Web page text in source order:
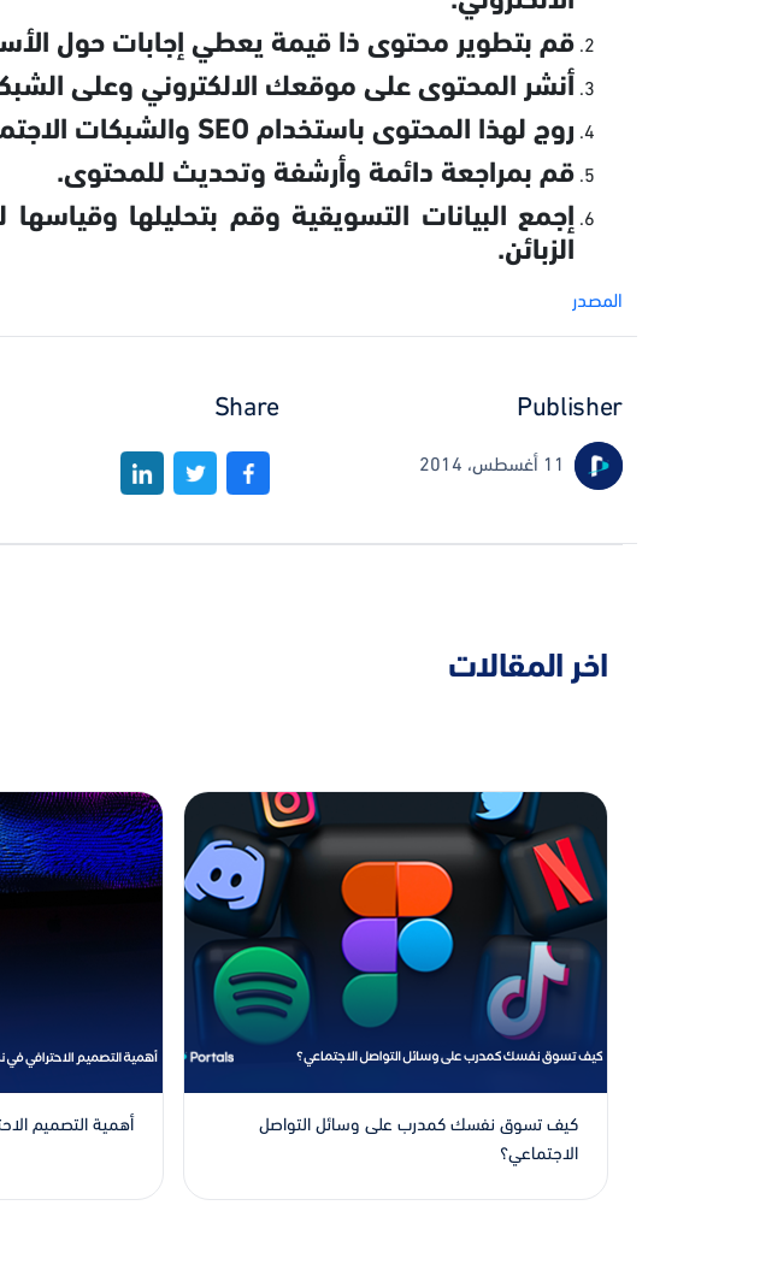
قم بتطوير محتوى ذا قيمة يعطي إجابات حول
أنشر المحتوى على موقعك الالكتروني وعلى
روج لهذا المحتوى باستخدام SEO والشبكات الاجتماعية.
قم بمراجعة دائمة وأرشفة وتحديث للمحتوى.
إجمع البيانات التسويقية وقم بتحليلها
الزبائن.
المصدر
Publisher
11 أغسطس، 2014
Share
اخر المقالات
كيف تسوق نفسك كمدرب على وسائل التواصل
الاجتماعي؟
أهمية التصميم